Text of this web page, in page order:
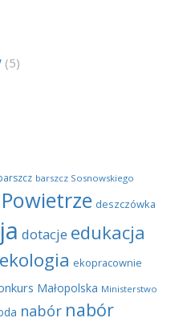
(5)
barszcz Sosnowskiego
deszczówka
dotacje edukacja
ekologia ekopracownie
Małopolska Ministerstwo
nabór nabór